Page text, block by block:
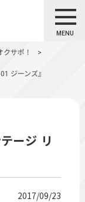
MENU
サポ！
>
ジーンズ』
ージ リ
2017/09/23